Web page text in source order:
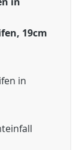
19cm
in